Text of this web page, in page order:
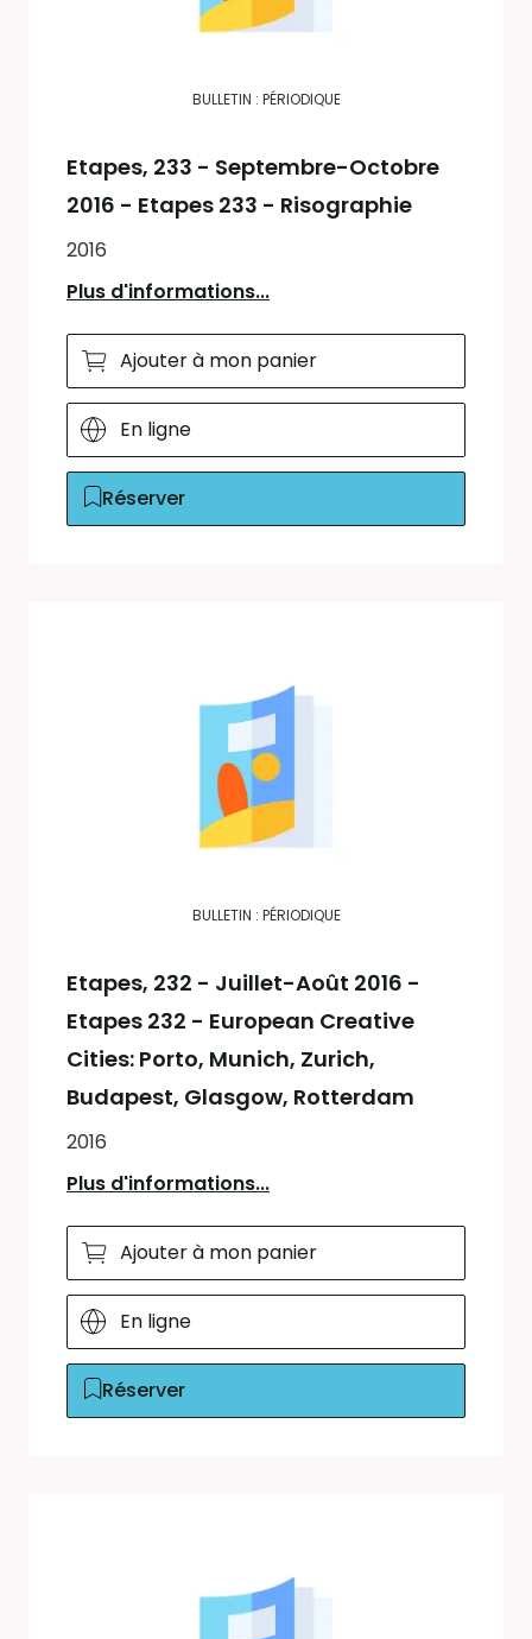
BULLETIN : PÉRIODIQUE
Etapes, 233 - Septembre-Octobre
2016 - Etapes 233 - Risographie
2016
Plus d'informations...
Ajouter à mon panier
En ligne
Réserver
BULLETIN : PÉRIODIQUE
Etapes, 232 - Juillet-Août 2016 -
Etapes 232 - European Creative
Cities: Porto, Munich, Zurich,
Budapest, Glasgow, Rotterdam
2016
Plus d'informations...
Ajouter à mon panier
En ligne
Réserver